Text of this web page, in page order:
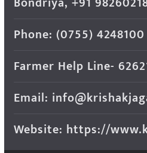
Phone: (0755) 4248100
Farmer Help Line-
Email:
Website: https://